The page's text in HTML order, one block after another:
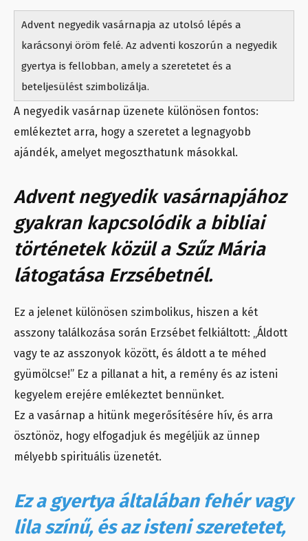
Advent negyedik vasárnapja az utolsó lépés a
karácsonyi öröm felé. Az adventi koszorún a negyedik
gyertya is fellobban, amely a szeretetet és a
beteljesülést szimbolizálja.
A negyedik vasárnap üzenete különösen fontos:
emlékeztet arra, hogy a szeretet a legnagyobb
ajándék, amelyet megoszthatunk másokkal.
Advent negyedik vasárnapjához
gyakran kapcsolódik a bibliai
történetek közül a Szűz Mária
látogatása Erzsébetnél.
Ez a jelenet különösen szimbolikus, hiszen a két
asszony találkozása során Erzsébet felkiáltott: „Áldott
vagy te az asszonyok között, és áldott a te méhed
gyümölcse!” Ez a pillanat a hit, a remény és az isteni
kegyelem erejére emlékeztet bennünket.
Ez a vasárnap a hitünk megerősítésére hív, és arra
ösztönöz, hogy elfogadjuk és megéljük az ünnep
mélyebb spirituális üzenetét.
Ez a gyertya általában fehér vagy
lila színű, és az isteni szeretetet,